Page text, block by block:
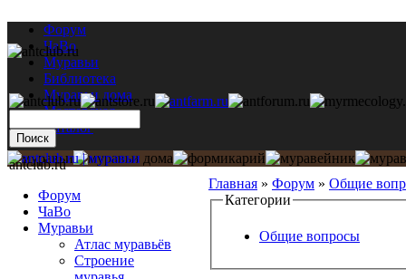
Форум
ЧаВо
Муравьи
Библиотека
Муравьи дома
Мастерская
Каталог
Главная » Форум » Общие
Категории
Общие вопросы
antclub.ru
Форум
ЧаВо
Муравьи
Атлас муравьёв
Строение